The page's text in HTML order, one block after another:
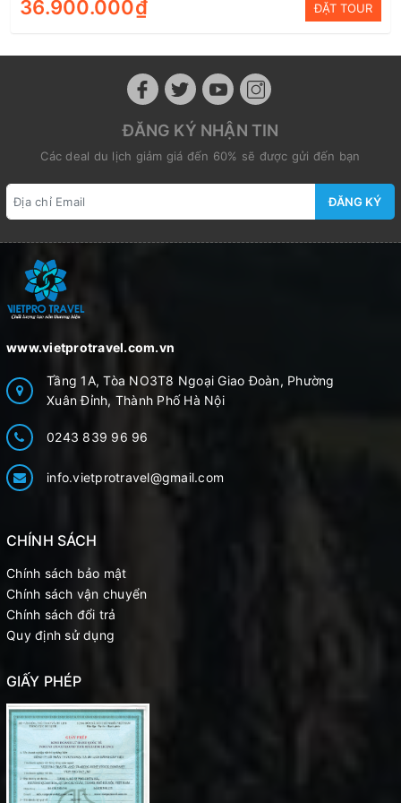
36.900.000₫ ĐẶT TOUR
ĐĂNG KÝ NHẬN TIN
Các deal du lịch giảm giá đến 60% sẽ được gửi đến bạn
ĐĂNG KÝ
www.vietprotravel.com.vn
Tầng 1A, Tòa NO3T8 Ngoại Giao Đoàn, Phường
Xuân Đỉnh, Thành Phố Hà Nội
0243 839 96 96
info.vietprotravel@gmail.com
CHÍNH SÁCH
Chính sách bảo mật
Chính sách vận chuyển
Chính sách đổi trả
Quy định sử dụng
GIẤY PHÉP